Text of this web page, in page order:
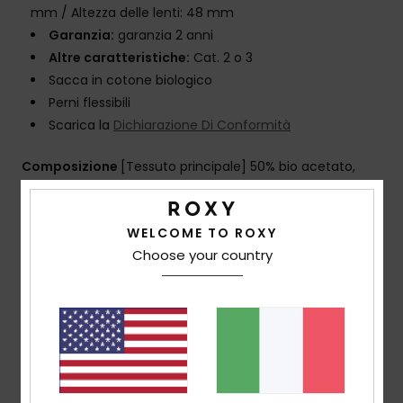
mm / Altezza delle lenti: 48 mm
Garanzia: garanzia 2 anni
Altre caratteristiche: Cat. 2 o 3
Sacca in cotone biologico
Perni flessibili
Scarica la Dichiarazione Di Conformità
Composizione [Tessuto principale] 50% bio acetato,
50% plastica
Spedizioni e Resi
Recensioni dei clienti
Punteggio medio
WELCOME TO ROXY
Choose your country